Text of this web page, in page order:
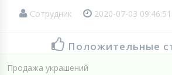
Сотрудник 2020-07-03 09:46:51
Положительные
Продажа украшений